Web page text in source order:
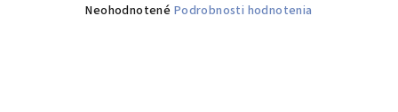
Priemerné
Neohodnotené Podrobnosti hodnotenia